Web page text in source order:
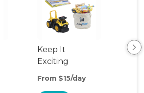
Keep It
Exciting
From $15/day